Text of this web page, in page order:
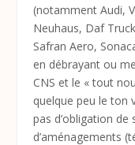
(notamment Audi,
Neuhaus, Daf
Safran Aero,
en débrayant ou
CNS et le « tout
quelque peu le ton
pas d’obligation
d’aménagements